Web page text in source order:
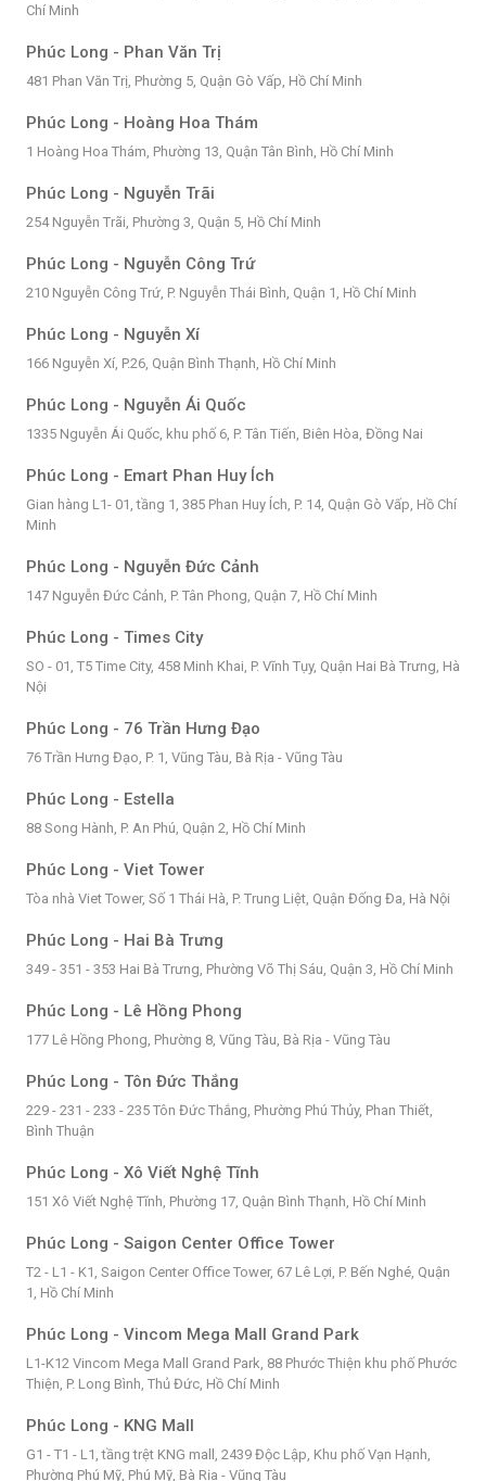
Chí Minh
Phúc Long - Phan Văn Trị
481 Phan Văn Trị, Phường 5, Quận Gò Vấp, Hồ Chí Minh
Phúc Long - Hoàng Hoa Thám
1 Hoàng Hoa Thám, Phường 13, Quận Tân Bình, Hồ Chí Minh
Phúc Long - Nguyễn Trãi
254 Nguyễn Trãi, Phường 3, Quận 5, Hồ Chí Minh
Phúc Long - Nguyễn Công Trứ
210 Nguyễn Công Trứ, P. Nguyễn Thái Bình, Quận 1, Hồ Chí Minh
Phúc Long - Nguyễn Xí
166 Nguyễn Xí, P.26, Quận Bình Thạnh, Hồ Chí Minh
Phúc Long - Nguyễn Ái Quốc
1335 Nguyễn Ái Quốc, khu phố 6, P. Tân Tiến, Biên Hòa, Đồng Nai
Phúc Long - Emart Phan Huy Ích
Gian hàng L1- 01, tầng 1, 385 Phan Huy Ích, P. 14, Quận Gò Vấp, Hồ Chí
Minh
Phúc Long - Nguyễn Đức Cảnh
147 Nguyễn Đức Cảnh, P. Tân Phong, Quận 7, Hồ Chí Minh
Phúc Long - Times City
SO - 01, T5 Time City, 458 Minh Khai, P. Vĩnh Tụy, Quận Hai Bà Trưng, Hà
Nội
Phúc Long - 76 Trần Hưng Đạo
76 Trần Hưng Đạo, P. 1, Vũng Tàu, Bà Rịa - Vũng Tàu
Phúc Long - Estella
88 Song Hành, P. An Phú, Quận 2, Hồ Chí Minh
Phúc Long - Viet Tower
Tòa nhà Viet Tower, Số 1 Thái Hà, P. Trung Liệt, Quận Đống Đa, Hà Nội
Phúc Long - Hai Bà Trưng
349 - 351 - 353 Hai Bà Trưng, Phường Võ Thị Sáu, Quận 3, Hồ Chí Minh
Phúc Long - Lê Hồng Phong
177 Lê Hồng Phong, Phường 8, Vũng Tàu, Bà Rịa - Vũng Tàu
Phúc Long - Tôn Đức Thắng
229 - 231 - 233 - 235 Tôn Đức Thắng, Phường Phú Thủy, Phan Thiết,
Bình Thuận
Phúc Long - Xô Viết Nghệ Tĩnh
151 Xô Viết Nghệ Tĩnh, Phường 17, Quận Bình Thạnh, Hồ Chí Minh
Phúc Long - Saigon Center Office Tower
T2 - L1 - K1, Saigon Center Office Tower, 67 Lê Lợi, P. Bến Nghé, Quận
1, Hồ Chí Minh
Phúc Long - Vincom Mega Mall Grand Park
L1-K12 Vincom Mega Mall Grand Park, 88 Phước Thiện khu phố Phước
Thiện, P. Long Bình, Thủ Đức, Hồ Chí Minh
Phúc Long - KNG Mall
G1 - T1 - L1, tầng trệt KNG mall, 2439 Độc Lập, Khu phố Vạn Hạnh,
Phường Phú Mỹ, Phú Mỹ, Bà Rịa - Vũng Tàu